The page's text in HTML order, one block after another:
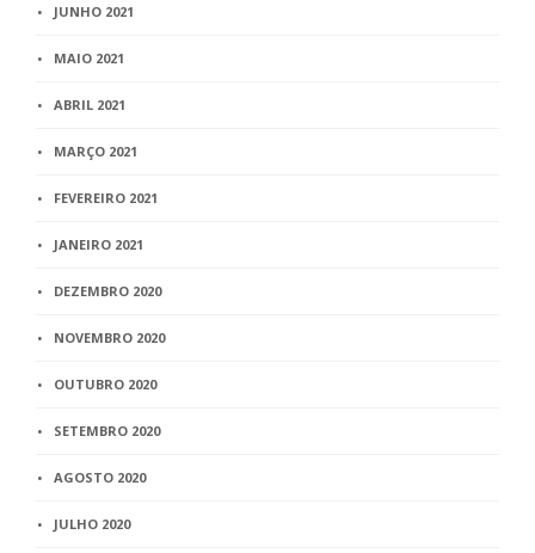
JUNHO 2021
MAIO 2021
ABRIL 2021
MARÇO 2021
FEVEREIRO 2021
JANEIRO 2021
DEZEMBRO 2020
NOVEMBRO 2020
OUTUBRO 2020
SETEMBRO 2020
AGOSTO 2020
JULHO 2020